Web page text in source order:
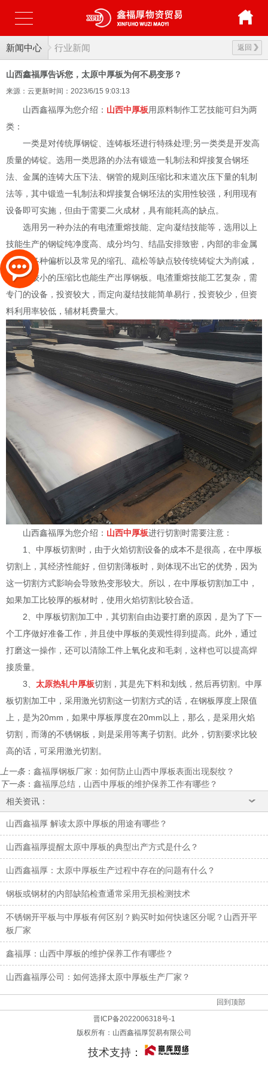
新闻中心 返回
行业新闻
山西鑫福厚告诉您，太原中厚板为何不易变形？
来源：云更新时间：2023/6/15 9:03:13
山西鑫福厚为您介绍： 山西中厚板用原料制作工艺技能可归为两
类：
一类是对传统厚钢锭、连铸板坯进行特殊处理;另一类类是开发高
质量的铸锭。选用一类思路的办法有锻造一轧制法和焊接复合钢坯
法、金属的连铸大压下法、钢管的规则压缩比和末道次压下量的轧制
法等，其中锻造一轧制法和焊接复合钢坯法的实用性较强，利用现有
设备即可实施，但由于需要二火成材，具有能耗高的缺点。
选用另一种办法的有电渣重熔技能、定向凝结技能等，选用以上
技能生产的钢锭纯净度高、成分均匀、结晶安排致密，内部的非金属
夹杂、各种偏析以及常见的缩孔、疏松等缺点较传统铸锭大为削减，
故选用较小的压缩比也能生产出厚钢板。电渣重熔技能工艺复杂，需
专门的设备，投资较大，而定向凝结技能简单易行，投资较少，但资
料利用率较低，辅材耗费量大。
山西鑫福厚为您介绍： 山西中厚板进行切割时需要注意：
1、中厚板切割时，由于火焰切割设备的成本不是很高，在中厚板
切割上，其经济性能好，但切割薄板时，则体现不出它的优势，因为
这一切割方式影响会导致热变形较大。所以，在中厚板切割加工中，
如果加工比较厚的板材时，使用火焰切割比较合适。
2、中厚板切割加工中，其切割自由边要打磨的原因，是为了下一
个工序做好准备工作，并且使中厚板的美观性得到提高。此外，通过
打磨这一操作，还可以清除工件上氧化皮和毛刺，这样也可以提高焊
接质量。
3、 太原热轧中厚板切割，其是先下料和划线，然后再切割。中厚
板切割加工中，采用激光切割这一切割方式的话，在钢板厚度上限值
上，是为20mm，如果中厚板厚度在20mm以上，那么，是采用火焰
切割，而薄的不锈钢板，则是采用等离子切割。此外，切割要求比较
高的话，可采用激光切割。
上一条： 鑫福厚钢板厂家：如何防止山西中厚板表面出现裂纹？
下一条： 鑫福厚总结，山西中厚板的维护保养工作有哪些？
相关资讯：
山西鑫福厚 解读太原中厚板的用途有哪些？
山西鑫福厚提醒太原中厚板的典型出产方式是什么？
山西鑫福厚：太原中厚板生产过程中存在的问题有什么？
钢板或钢材的内部缺陷检查通常采用无损检测技术
不锈钢开平板与中厚板有何区别？购买时如何快速区分呢？山西开平
板厂家
鑫福厚：山西中厚板的维护保养工作有哪些？
山西鑫福厚公司：如何选择太原中厚板生产厂家？
回到顶部
晋ICP备2022006318号-1
版权所有： 山西鑫福厚贸易有限公司
技术支持：